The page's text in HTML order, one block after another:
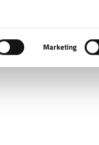
Marketing